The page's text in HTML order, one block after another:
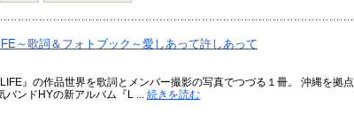
～歌詞＆フォトブック～愛しあって許しあって
』の作品世界を歌詞とメンバー撮影の写真でつづる１冊。 沖縄を拠点
バンドHYの新アルバム『L ... 続きを読む